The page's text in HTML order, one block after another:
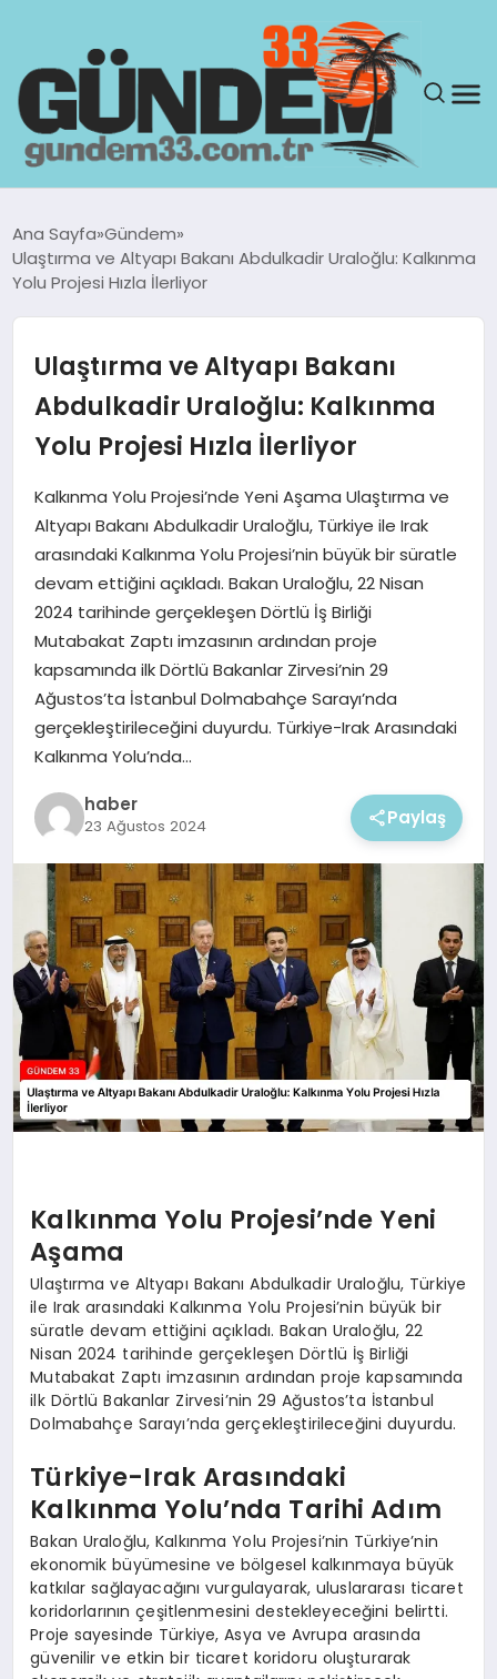
GÜNDEM
SAĞLIK
TEKNOLOJI
EKONOMI
MAGAZIN
Ana Sayfa Gündem
Ulaştırma ve Altyapı Bakanı Abdulkadir Uraloğlu: Kalkınma
Yolu Projesi Hızla İlerliyor
Ulaştırma ve Altyapı Bakanı
Abdulkadir Uraloğlu: Kalkınma
Yolu Projesi Hızla İlerliyor
Kalkınma Yolu Projesi’nde Yeni Aşama Ulaştırma ve
Altyapı Bakanı Abdulkadir Uraloğlu, Türkiye ile Irak
arasındaki Kalkınma Yolu Projesi’nin büyük bir süratle
devam ettiğini açıkladı. Bakan Uraloğlu, 22 Nisan
2024 tarihinde gerçekleşen Dörtlü İş Birliği
Mutabakat Zaptı imzasının ardından proje
kapsamında ilk Dörtlü Bakanlar Zirvesi’nin 29
Ağustos’ta İstanbul Dolmabahçe Sarayı’nda
gerçekleştirileceğini duyurdu. Türkiye-Irak Arasındaki
Kalkınma Yolu’nda…
haber
23 Ağustos 2024 Paylaş
Kalkınma Yolu Projesi’nde Yeni
Aşama
Ulaştırma ve Altyapı Bakanı Abdulkadir Uraloğlu, Türkiye
ile Irak arasındaki Kalkınma Yolu Projesi’nin büyük bir
süratle devam ettiğini açıkladı. Bakan Uraloğlu, 22
Nisan 2024 tarihinde gerçekleşen Dörtlü İş Birliği
Mutabakat Zaptı imzasının ardından proje kapsamında
ilk Dörtlü Bakanlar Zirvesi’nin 29 Ağustos’ta İstanbul
Dolmabahçe Sarayı’nda gerçekleştirileceğini duyurdu.
Türkiye-Irak Arasındaki
Kalkınma Yolu’nda Tarihi Adım
Bakan Uraloğlu, Kalkınma Yolu Projesi’nin Türkiye’nin
ekonomik büyümesine ve bölgesel kalkınmaya büyük
katkılar sağlayacağını vurgulayarak, uluslararası ticaret
koridorlarının çeşitlenmesini destekleyeceğini belirtti.
Proje sayesinde Türkiye, Asya ve Avrupa arasında
güvenilir ve etkin bir ticaret koridoru oluşturarak